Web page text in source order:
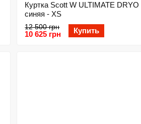
Куртка Scott W ULTIMATE
синяя - XS
12 500 грн
10 625 грн Купить